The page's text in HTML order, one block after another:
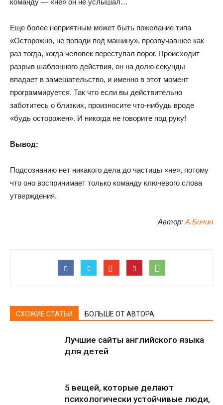
команду — «не» он не услышал…
Еще более неприятным может быть пожелание типа
«Осторожно, не попади под машину», прозвучавшее как
раз тогда, когда человек переступал порог. Происходит
разрыв шаблонного действия, он на долю секунды
впадает в замешательство, и именно в этот момент
программируется. Так что если вы действительно
заботитесь о близких, произносите что-нибудь вроде
«будь осторожен». И никогда не говорите под руку!
Вывод:
Подсознанию нет никакого дела до частицы «не», потому
что оно воспринимает только команду ключевого слова
утверждения.
Автор: А.Бичин
СХОЖИЕ СТАТЬИ БОЛЬШЕ ОТ АВТОРА
Лучшие сайты английского языка
для детей
5 вещей, которые делают
психологически устойчивые люди,